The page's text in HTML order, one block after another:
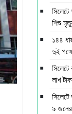
শিশু
১৪৪
দুই
সিলেটে
লাখ
৯